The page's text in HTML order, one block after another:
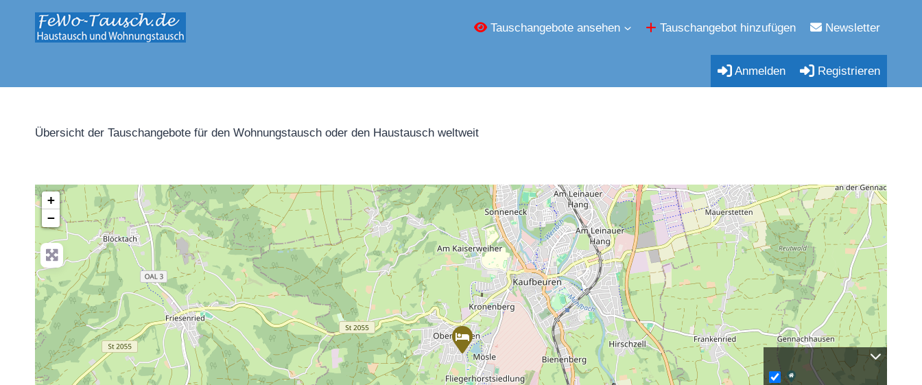
springen
Tauschangebote ansehen Tauschangebot hinzufügen Newsletter
Anmelden Registrieren
Übersicht der Tauschangebote für den Wohnungstausch oder den Haustausch weltweit
+
−